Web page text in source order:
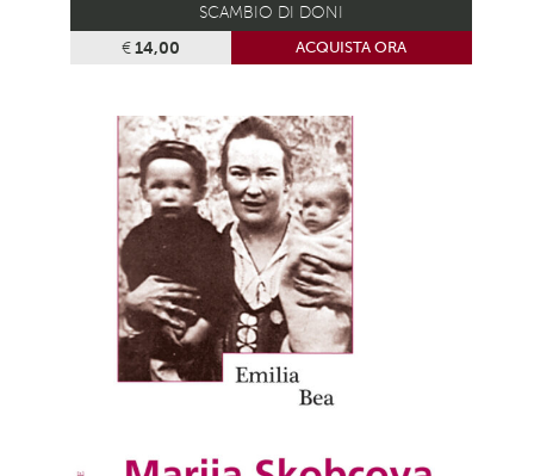
SCAMBIO DI DONI
€14,00 ACQUISTA ORA